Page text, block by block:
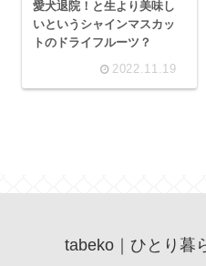
愛犬退院！と生より美味し
いというシャインマスカッ
トのドライフルーツ？
2022.11.19
tabeko｜ひとり暮